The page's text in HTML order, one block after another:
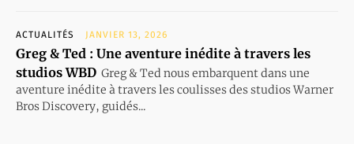
ACTUALITÉS JANVIER 13, 2026
Greg & Ted : Une aventure inédite à travers les
studios WBD Greg & Ted nous embarquent dans une
aventure inédite à travers les coulisses des studios Warner
Bros Discovery, guidés...